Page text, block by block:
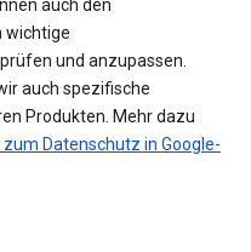
auch den
wichtige
und anzupassen.
auch spezifische
Produkten. Mehr dazu
Datenschutz in Google-